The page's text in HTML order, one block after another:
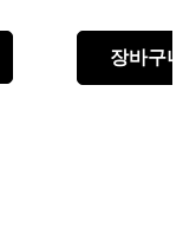
장바구니